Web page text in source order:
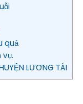
quả
LƯƠNG TÀI